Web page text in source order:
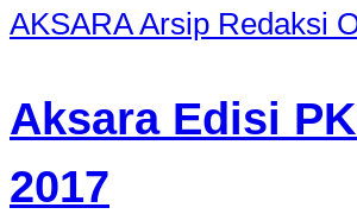
AKSARAArsip Redaksi
Aksara Edisi
2017